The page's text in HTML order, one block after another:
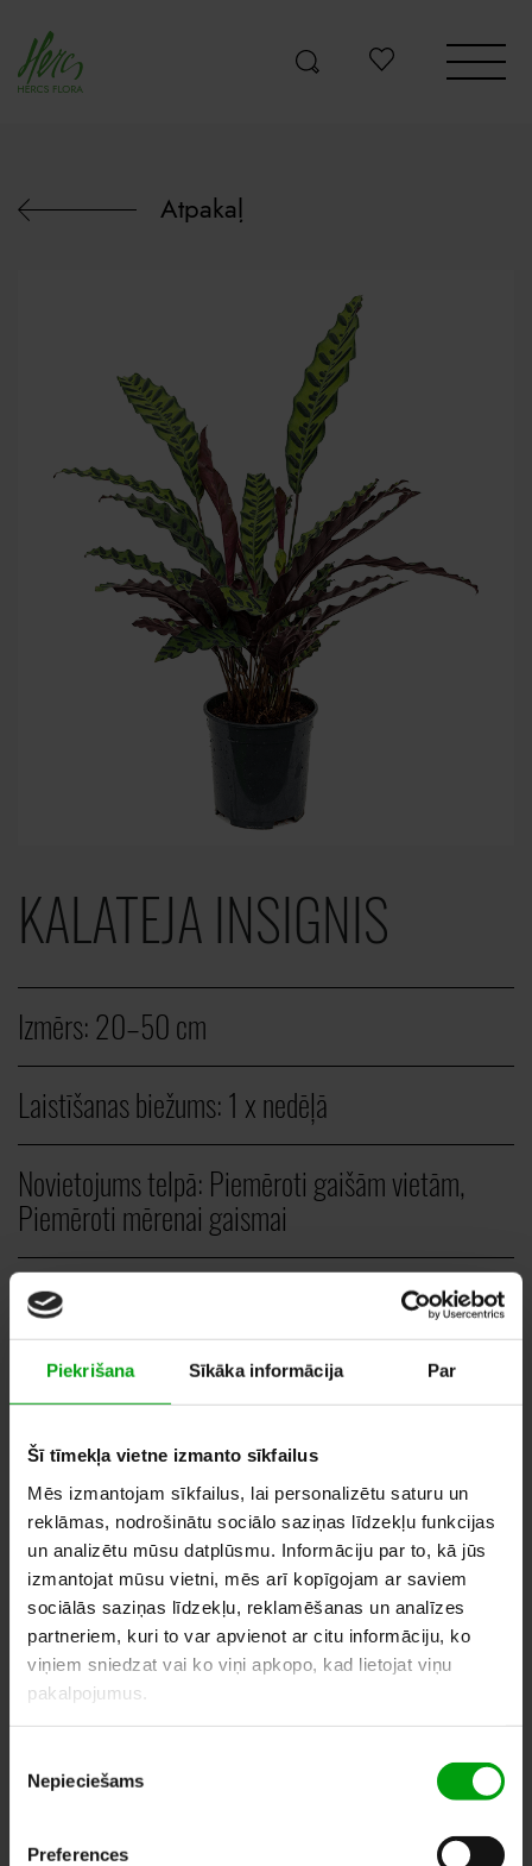
Piekrišana Sīkāka informācija Par
Šī tīmekļa vietne izmanto sīkfailus
Mēs izmantojam sīkfailus, lai personalizētu saturu un
reklāmas, nodrošinātu sociālo saziņas līdzekļu funkcijas
un analizētu mūsu datplūsmu. Informāciju par to, kā jūs
izmantojat mūsu vietni, mēs arī kopīgojam ar saviem
sociālās saziņas līdzekļu, reklamēšanas un analīzes
partneriem, kuri to var apvienot ar citu informāciju, ko
viņiem sniedzat vai ko viņi apkopo, kad lietojat viņu
pakalpojumus.
izvēle
Nepieciešams
Preferences
Atpakaļ
KALATEJA INSIGNIS
Izmērs:20–50 cm
Laistīšanas biežums:1 x nedēļā
Novietojums telpā: Piemēroti gaišām vietām,
Piemēroti mērenai gaismai
Veids:
GAB.
8,00–15,00 EUR
PIEVIENOT VĒLMJU GROZAM
LĪDZĪGI PRODUKTI